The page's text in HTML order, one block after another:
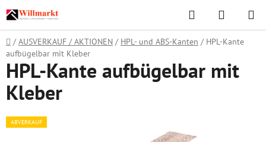
Zum
Inhalt
springen
Suchen
Startseite
/ AUSVERKAUF / AKTIONEN / HPL- und ABS-Kanten / HPL-Kante
aufbügelbar mit Kleber
HPL-Kante aufbügelbar mit
Kleber
ABVERKAUF